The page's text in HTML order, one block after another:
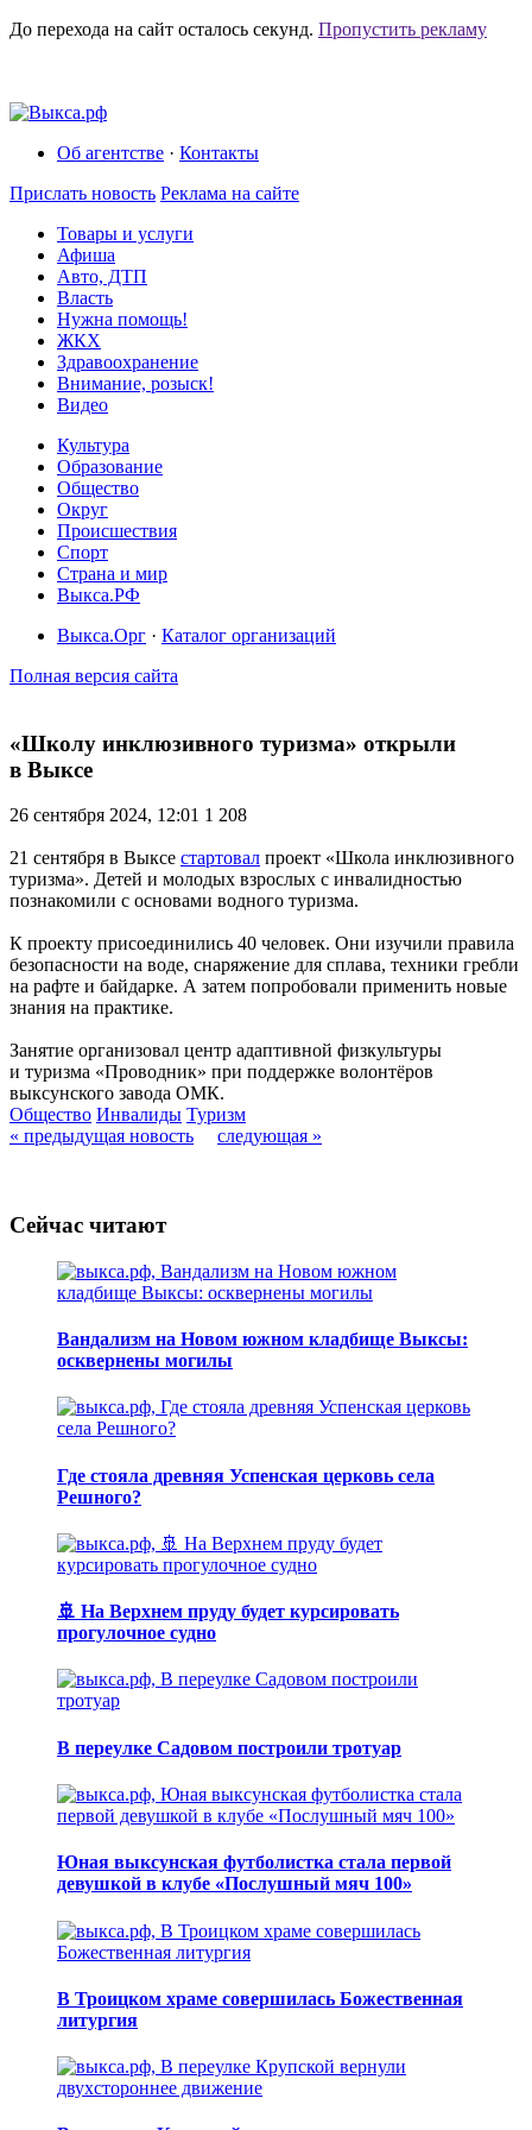
До перехода на сайт осталось секунд. Пропустить рекламу
Об агентстве · Контакты
Прислать новость Реклама на сайте
Товары и услуги
Афиша
Авто, ДТП
Власть
Нужна помощь!
ЖКХ
Здравоохранение
Внимание, розыск!
Видео
Культура
Образование
Общество
Округ
Происшествия
Спорт
Страна и мир
Выкса.РФ
Выкса.Орг · Каталог организаций
Полная версия сайта
«Школу инклюзивного туризма» открыли
в Выксе
26 сентября 2024, 12:01 1 208
21 сентября в Выксе стартовал проект «Школа инклюзивного
туризма». Детей и молодых взрослых с инвалидностью
познакомили с основами водного туризма.
К проекту присоединились 40 человек. Они изучили правила
безопасности на воде, снаряжение для сплава, техники гребли
на рафте и байдарке. А затем попробовали применить новые
знания на практике.
Занятие организовал центр адаптивной физкультуры
и туризма «Проводник» при поддержке волонтёров
выксунского завода ОМК.
Общество Инвалиды Туризм
« предыдущая новость
следующая »
Сейчас читают
Вандализм на Новом южном кладбище Выксы:
осквернены могилы
Где стояла древняя Успенская церковь села
Решного?
🚢 На Верхнем пруду будет курсировать
прогулочное судно
В переулке Садовом построили тротуар
Юная выксунская футболистка стала первой
девушкой в клубе «Послушный мяч 100»
В Троицком храме совершилась Божественная
литургия